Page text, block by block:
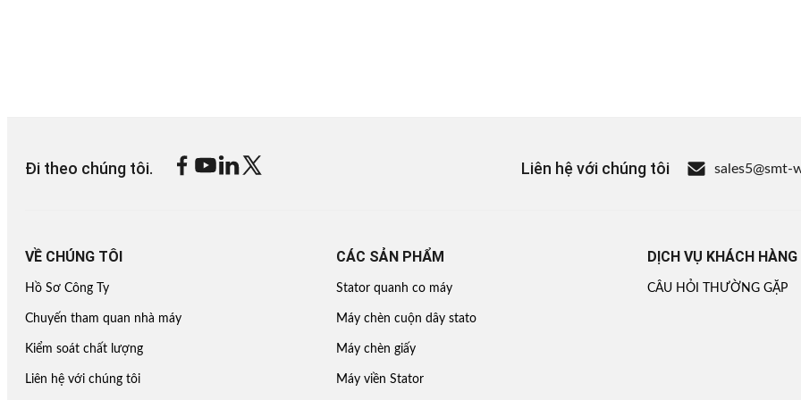
Đi theo chúng tôi. Liên hệ với chúng tôi sales5@smt-
VỀ CHÚNG TÔI
Hồ Sơ Công Ty
Chuyến tham quan nhà máy
Kiểm soát chất lượng
Liên hệ với chúng tôi
CÁC SẢN PHẨM
Stator quanh co máy
Máy chèn cuộn dây stato
Máy chèn giấy
Máy viền Stator
DỊCH VỤ KHÁCH HÀNG
CÂU HỎI THƯỜNG GẶP